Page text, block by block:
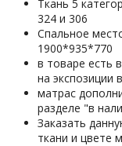
Ткань 5
324 и 306
Спальное
1900*935*770
в товаре есть
на экспозиции
матрас
разделе "в
Заказать
ткани и цвете